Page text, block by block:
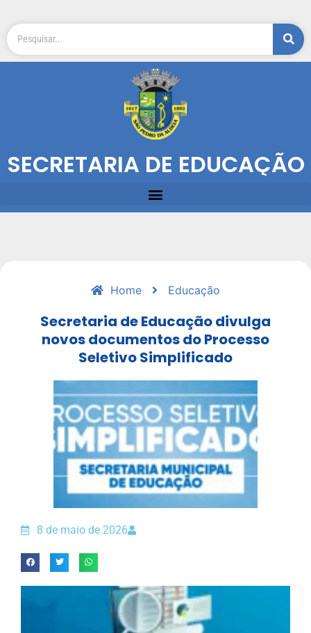
SECRETARIA DE EDUCAÇÃO
Home Educação
Secretaria de Educação divulga
novos documentos do Processo
Seletivo Simplificado
8 de maio de 2026